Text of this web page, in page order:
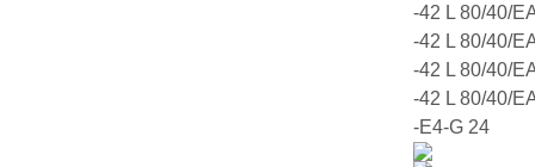
-42 L 80/40/
-42 L 80/40/
-42 L 80/40/
-42 L 80/40/
-E4-G 24